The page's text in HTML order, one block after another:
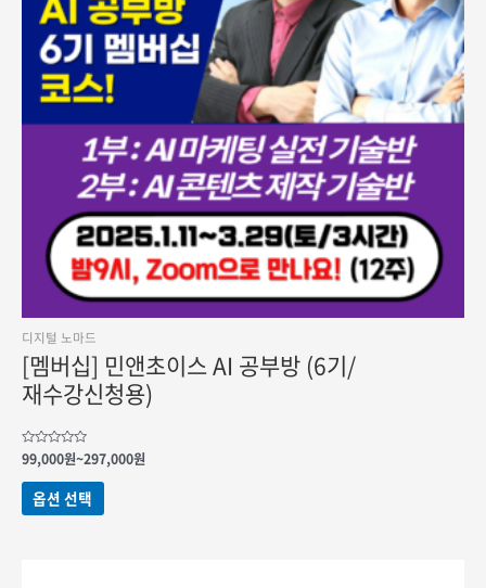
디지털 노마드
[멤버십] 민앤초이스 AI 공부방 (6기/
재수강신청용)
5
중에서
0
로
평가됨
99,000원~297,000원
옵션 선택
여러